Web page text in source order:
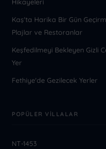
Hikayeleri
Kaş'ta Harika Bir Gün
Plajlar ve Restoranlar
Keşfedilmeyi Bekleyen Gizli
Yer
Fethiye'de Gezilecek Yerler
POPÜLER VILLALAR
NT-1453